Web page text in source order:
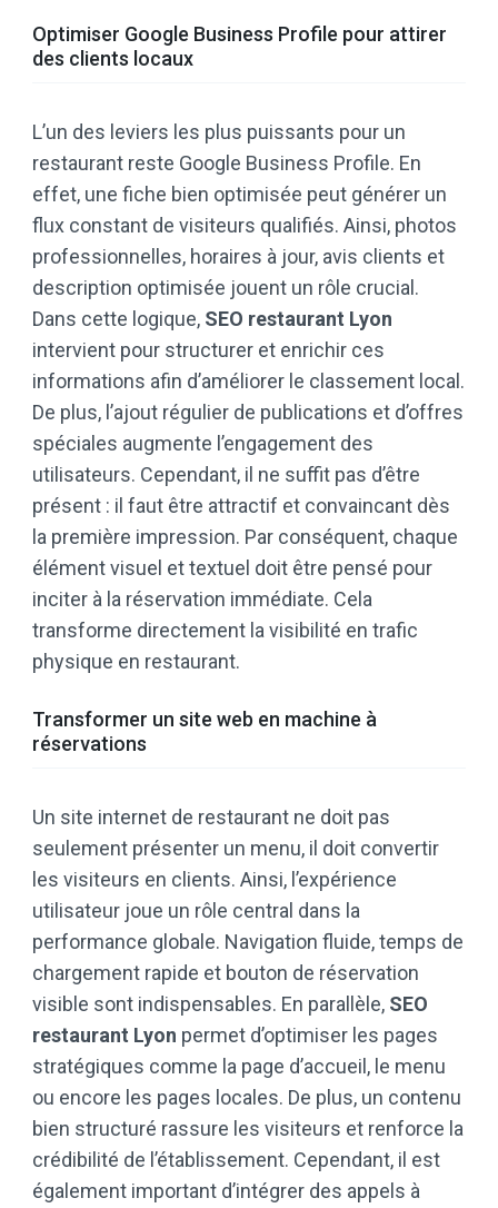
Optimiser Google Business Profile pour attirer
des clients locaux
L’un des leviers les plus puissants pour un
restaurant reste Google Business Profile. En
effet, une fiche bien optimisée peut générer un
flux constant de visiteurs qualifiés. Ainsi, photos
professionnelles, horaires à jour, avis clients et
description optimisée jouent un rôle crucial.
Dans cette logique, SEO restaurant Lyon
intervient pour structurer et enrichir ces
informations afin d’améliorer le classement local.
De plus, l’ajout régulier de publications et d’offres
spéciales augmente l’engagement des
utilisateurs. Cependant, il ne suffit pas d’être
présent : il faut être attractif et convaincant dès
la première impression. Par conséquent, chaque
élément visuel et textuel doit être pensé pour
inciter à la réservation immédiate. Cela
transforme directement la visibilité en trafic
physique en restaurant.
Transformer un site web en machine à
réservations
Un site internet de restaurant ne doit pas
seulement présenter un menu, il doit convertir
les visiteurs en clients. Ainsi, l’expérience
utilisateur joue un rôle central dans la
performance globale. Navigation fluide, temps de
chargement rapide et bouton de réservation
visible sont indispensables. En parallèle, SEO
restaurant Lyon permet d’optimiser les pages
stratégiques comme la page d’accueil, le menu
ou encore les pages locales. De plus, un contenu
bien structuré rassure les visiteurs et renforce la
crédibilité de l’établissement. Cependant, il est
également important d’intégrer des appels à